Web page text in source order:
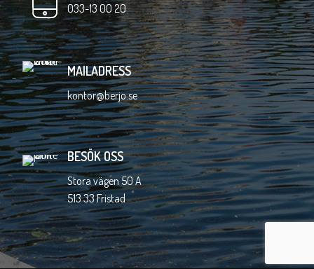
033-13 00 20
MAILADRESS
kontor@berjo.se
BESÖK OSS
Stora vägen 50 A
513 33 Fristad